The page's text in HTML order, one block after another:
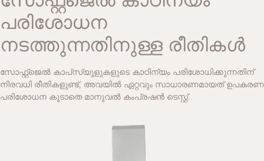
പരിശോധന
നടത്തുന്നതിനുള്ള രീതികൾ
സോഫ്റ്റ്‌ജെൽ കാപ്‌സ്യൂളുകളുടെ കാഠിന്യം പരിശോധിക്കുന്നതിന്
നിരവധി രീതികളുണ്ട്, അവയിൽ ഏറ്റവും സാധാരണമായത്ഉപകരണ
പരിശോധന കൂടാതെ മാനുവൽ കംപ്രഷൻ ടെസ്റ്റ്.